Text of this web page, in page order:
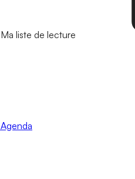
Ma liste de lecture
Agenda